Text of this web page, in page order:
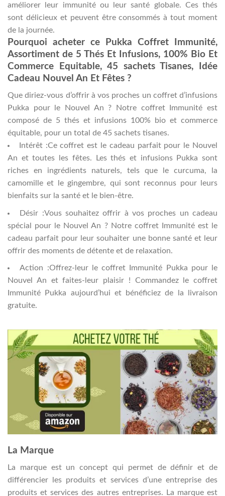
améliorer leur immunité ou leur santé globale. Ces thés
sont délicieux et peuvent être consommés à tout moment
de la journée.
Pourquoi acheter ce Pukka Coffret Immunité,
Assortiment de 5 Thés Et Infusions, 100% Bio Et
Commerce Equitable, 45 sachets Tisanes, Idée
Cadeau Nouvel An Et Fêtes ?
Que diriez-vous d’offrir à vos proches un coffret d’infusions
Pukka pour le Nouvel An ? Notre coffret Immunité est
composé de 5 thés et infusions 100% bio et commerce
équitable, pour un total de 45 sachets tisanes.
Intérêt :Ce coffret est le cadeau parfait pour le Nouvel
An et toutes les fêtes. Les thés et infusions Pukka sont
riches en ingrédients naturels, tels que le curcuma, la
camomille et le gingembre, qui sont reconnus pour leurs
bienfaits sur la santé et le bien-être.
Désir :Vous souhaitez offrir à vos proches un cadeau
spécial pour le Nouvel An ? Notre coffret Immunité est le
cadeau parfait pour leur souhaiter une bonne santé et leur
offrir des moments de détente et de relaxation.
Action :Offrez-leur le coffret Immunité Pukka pour le
Nouvel An et faites-leur plaisir ! Commandez le coffret
Immunité Pukka aujourd’hui et bénéficiez de la livraison
gratuite.
La Marque
La marque est un concept qui permet de définir et de
différencier les produits et services d’une entreprise des
produits et services des autres entreprises. La marque est